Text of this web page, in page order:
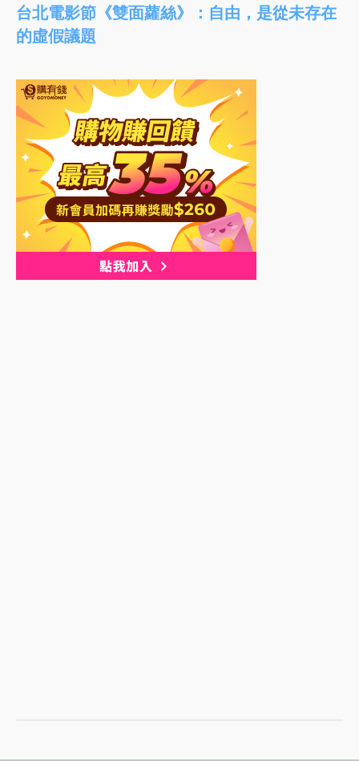
台北電影節《雙面蘿絲》：自由，是從未存在
的虛假議題